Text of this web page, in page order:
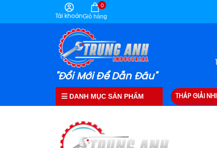
Tài khoảnGiỏ hàng
0
"Đổi Mới Để Dẫn Đầu"
DANH MỤC SẢN PHẨM THÁP GIẢI